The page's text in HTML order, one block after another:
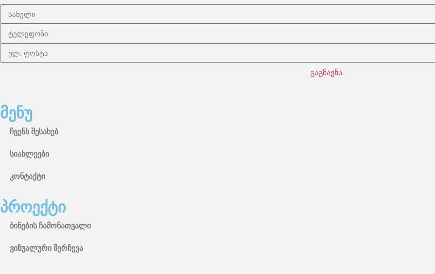
გაგზავნა
მენუ
ჩვენს შესახებ
სიახლეები
კონტაქტი
პროექტი
ბინების ჩამონათვალი
ვიზუალური შერჩევა